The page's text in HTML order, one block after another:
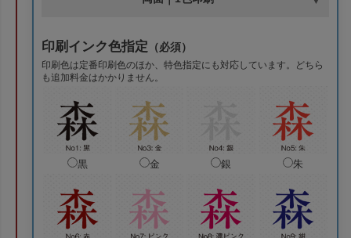
印刷インク色指定 （必須）
印刷色は定番印刷色のほか、特色指定にも対応しています。どちら
も追加料金はかかりません。
黒 金 銀 朱